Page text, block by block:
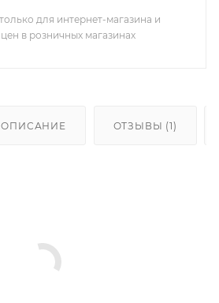
для интернет-магазина и
в розничных магазинах
ОПИСАНИЕ ОТЗЫВЫ (1)